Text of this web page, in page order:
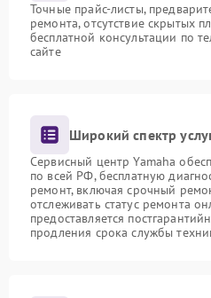
Точные прайс-листы,
ремонта, отсутствие скрытых
бесплатной консультации по
сайте
Широкий спектр
Сервисный центр Yamaha
по всей РФ, бесплатную
ремонт, включая срочный
отслеживать статус ремонта
предоставляется
продления срока службы